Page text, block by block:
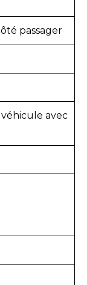
passager
avec